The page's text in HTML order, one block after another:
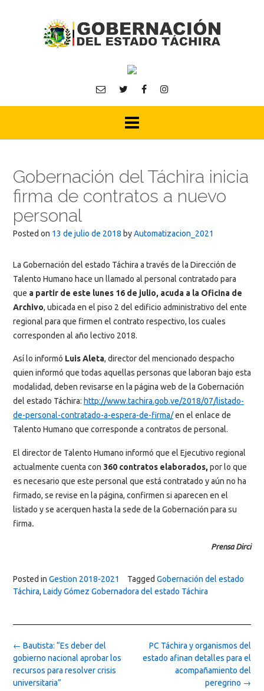
Gobernación del Táchira inicia
firma de contratos a nuevo
personal
Posted on 13 de julio de 2018 byAutomatizacion_2021
La Gobernación del estado Táchira a través de la Dirección de
Talento Humano hace un llamado al personal contratado para
que a partir de este lunes 16 de julio, acuda a la Oficina de
Archivo, ubicada en el piso 2 del edificio administrativo del ente
regional para que firmen el contrato respectivo, los cuales
corresponden al año lectivo 2018.
Así lo informó Luis Aleta, director del mencionado despacho
quien informó que todas aquellas personas que laboran bajo esta
modalidad, deben revisarse en la página web de la Gobernación
del estado Táchira: http://www.tachira.gob.ve/2018/07/listado-
de-personal-contratado-a-espera-de-firma/en el enlace de
Talento Humano que corresponde a contratos de personal.
El director de Talento Humano informó que el Ejecutivo regional
actualmente cuenta con 360 contratos elaborados, por lo que
es necesario que este personal que está contratado y aún no ha
firmado, se revise en la página, confirmen si aparecen en el
listado y se acerquen hasta la sede de la Gobernación para su
firma.
Prensa Dirci
Posted in Gestion 2018-2021 Tagged Gobernación del estado
Táchira, Laidy Gómez Gobernadora del estado Táchira
Post
navigation
PC Táchira y organismos del
estado afinan detalles para el
acompañamiento del
peregrino →
← Bautista: “Es deber del
gobierno nacional aprobar los
recursos para resolver crisis
universitaria”